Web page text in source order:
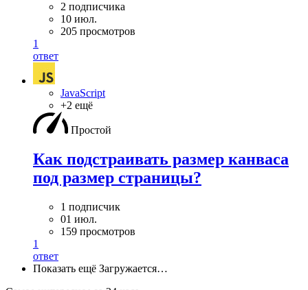
2 подписчика
10 июл.
205 просмотров
1
ответ
JavaScript
+2 ещё
Простой
Как подстраивать размер канваса
под размер страницы?
1 подписчик
01 июл.
159 просмотров
1
ответ
Показать ещё Загружается…